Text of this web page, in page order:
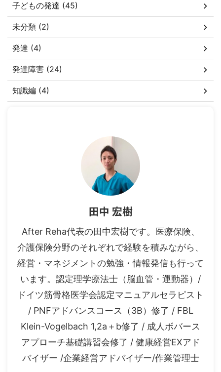
子どもの発達 (45)
未分類 (2)
発達 (4)
発達障害 (24)
知識編 (4)
田中 宏樹
After Reha代表の田中宏樹です。医療保険、
介護保険分野のそれぞれで経験を積みながら、
経営・マネジメントの勉強・情報発信も行って
います。認定理学療法士（脳血管・運動器）/
ドイツ筋骨格医学会認定マニュアルセラピスト
/ PNFアドバンスコース（3B）修了 / FBL
Klein-Vogelbach 1,2a＋b修了 / 成人ボバース
アプローチ基礎講習会修了 / 健康経営EXアド
バイザー /企業経営アドバイザー/作業管理士